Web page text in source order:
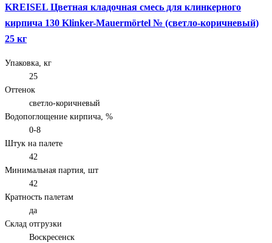
KREISEL Цветная кладочная смесь для клинкерного
кирпича 130 Klinker-Mauermörtel № (светло-коричневый)
25 кг
Упаковка, кг
25
Оттенок
светло-коричневый
Водопоглощение кирпича, %
0-8
Штук на палете
42
Минимальная партия, шт
42
Кратность палетам
да
Склад отгрузки
Воскресенск